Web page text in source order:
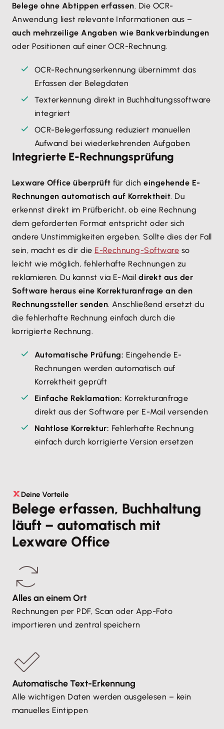
Belege ohne Abtippen erfassen. Die OCR-
Anwendung liest relevante Informationen aus –
auch mehrzeilige Angaben wie Bankverbindungen
oder Positionen auf einer OCR-Rechnung.
OCR-Rechnungserkennung übernimmt das
Erfassen der Belegdaten
Texterkennung direkt in Buchhaltungssoftware
integriert
OCR-Belegerfassung reduziert manuellen
Aufwand bei wiederkehrenden Aufgaben
Integrierte E-Rechnungsprüfung
Lexware Office überprüft für dicheingehende E-
Rechnungen automatisch auf Korrektheit. Du
erkennst direkt im Prüfbericht, ob eine Rechnung
dem geforderten Format entspricht oder sich
andere Unstimmigkeiten ergeben. Sollte dies der Fall
sein, macht es dir die E-Rechnung-Software so
leicht wie möglich, fehlerhafte Rechnungen zu
reklamieren. Du kannst via E-Maildirekt aus der
Software heraus eine Korrekturanfrage an den
Rechnungssteller senden. Anschließend ersetzt du
die fehlerhafte Rechnung einfach durch die
korrigierte Rechnung.
Automatische Prüfung: Eingehende E-
Rechnungen werden automatisch auf
Korrektheit geprüft
Einfache Reklamation: Korrekturanfrage
direkt aus der Software per E-Mail versenden
Nahtlose Korrektur: Fehlerhafte Rechnung
einfach durch korrigierte Version ersetzen
Deine Vorteile
Belege erfassen, Buchhaltung
läuft – automatisch mit
Lexware Office
Alles an einem Ort
Rechnungen per PDF, Scan oder App-Foto
importieren und zentral speichern
Automatische Text-Erkennung
Alle wichtigen Daten werden ausgelesen – kein
manuelles Eintippen